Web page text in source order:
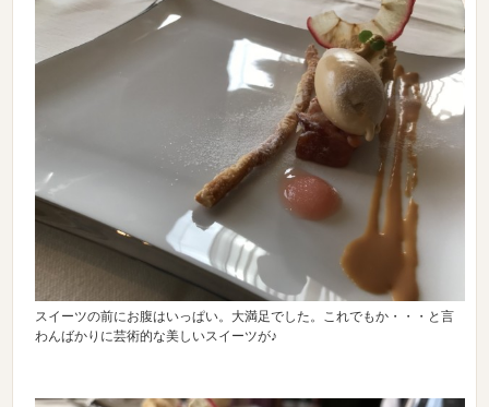
スイーツの前にお腹はいっぱい。大満足でした。これでもか・・・と言
わんばかりに芸術的な美しいスイーツが♪